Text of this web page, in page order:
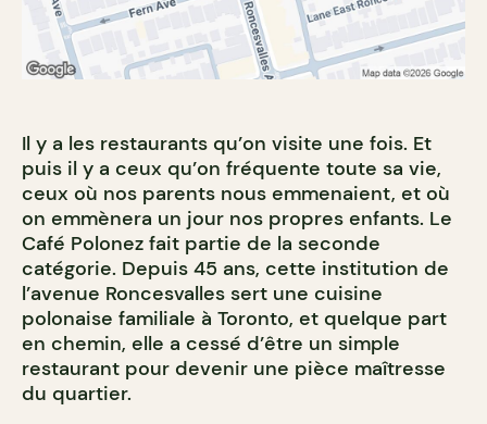
Il y a les restaurants qu’on visite une fois. Et
puis il y a ceux qu’on fréquente toute sa vie,
ceux où nos parents nous emmenaient, et où
on emmènera un jour nos propres enfants. Le
Café Polonez fait partie de la seconde
catégorie. Depuis 45 ans, cette institution de
l’avenue Roncesvalles sert une cuisine
polonaise familiale à Toronto, et quelque part
en chemin, elle a cessé d’être un simple
restaurant pour devenir une pièce maîtresse
du quartier.